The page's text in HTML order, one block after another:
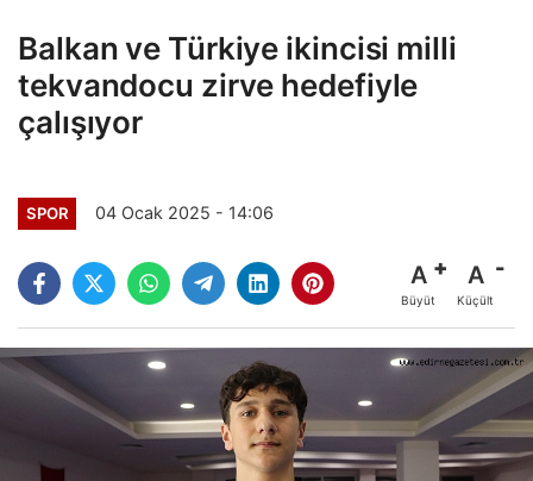
Balkan ve Türkiye ikincisi milli
tekvandocu zirve hedefiyle
çalışıyor
SPOR 04 Ocak 2025 - 14:06
A
Büyüt
A
Küçült